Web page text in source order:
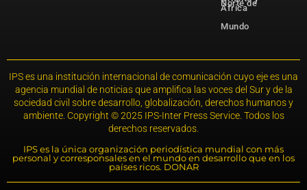
Norte de
África
Mundo
IPS es una institución internacional de comunicación cuyo eje es una
agencia mundial de noticias que amplifica las voces del Sur y de la
sociedad civil sobre desarrollo, globalización, derechos humanos y
ambiente. Copyright © 2025 IPS-Inter Press Service. Todos los
derechos reservados.
IPS es la única organización periodística mundial con más
personal y corresponsales en el mundo en desarrollo que en los
países ricos. DONAR